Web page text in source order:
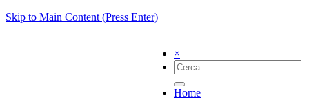
Skip to Main Content (Press Enter)
×
Home